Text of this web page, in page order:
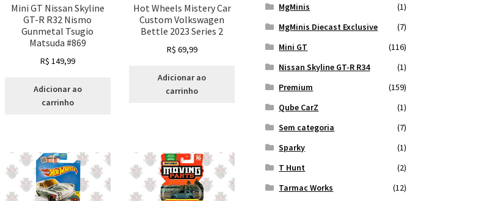
Mini GT Nissan Skyline
GT-R R32 Nismo
Gunmetal Tsugio
Matsuda #869
R$ 149,99
Adicionar ao
carrinho
Hot Wheels Mistery Car
Custom Volkswagen
Bettle 2023 Series 2
R$ 69,99
Adicionar ao
carrinho
MgMinis
(1)
MgMinis Diecast Exclusive
(7)
Mini GT
(116)
Nissan Skyline GT-R R34
(1)
Premium
(159)
Qube CarZ
(1)
Sem categoria
(7)
Sparky
(1)
T Hunt
(2)
Tarmac Works
(12)